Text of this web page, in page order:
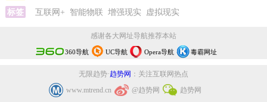
标签
互联网+ 智能物联 增强现实 虚拟现实
感谢各大网址导航推荐本站
360导航 UC导航 Opera导航 毒霸网址
无限趋势·趋势网 ：关注互联网热点
www.mtrend.cn
@趋势网 趋势网